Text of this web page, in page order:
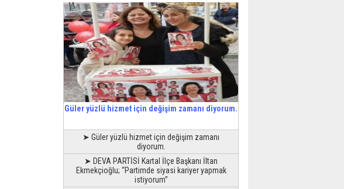
Güler yüzlü hizmet için değişim zamanı diyorum.
➤ Güler yüzlü hizmet için değişim zamanı
diyorum.
➤ DEVA PARTİSİ Kartal İlçe Başkanı İltan
Ekmekçioğlu; “Partimde siyasi kariyer yapmak
istiyorum”